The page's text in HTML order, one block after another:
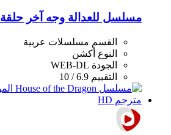
مسلسل للعدالة وجه آخر حلقة 8 HD
القسم مسلسلات عربية
النوع أكشن
الجودة WEB-DL
التقييم 6.9 / 10